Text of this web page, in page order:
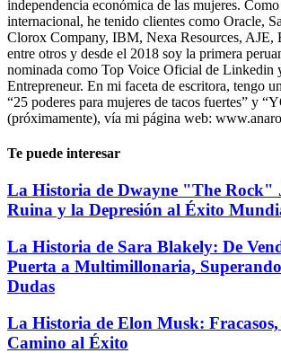
independencia económica de las mujeres.
internacional, he tenido clientes como Oracle,
Clorox Company, IBM, Nexa Resources, AJE,
entre otros y desde el 2018 soy la primera
nominada como Top Voice Oficial de Linkedin
Entrepreneur. En mi faceta de escritora, tengo
“25 poderes para mujeres de tacos fuertes” y
(próximamente), vía mi página web:
Te puede interesar
La Historia de Dwayne "The Rock"
Ruina y la Depresión al Éxito
La Historia de Sara Blakely: De
Puerta a Multimillonaria,
Dudas
La Historia de Elon Musk: Fracasos,
Camino al Éxito